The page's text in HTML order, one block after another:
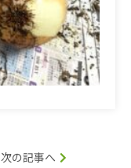
次の記事へ